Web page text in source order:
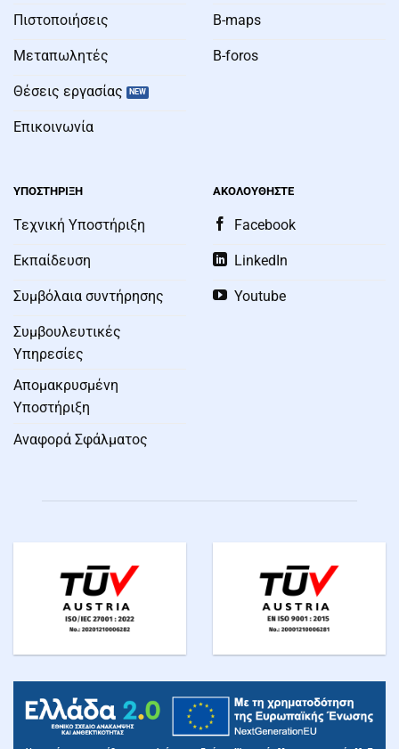
Πιστοποιήσεις
Μεταπωλητές
Θέσεις εργασίας
Επικοινωνία
B-maps
B-foros
ΥΠΟΣΤΗΡΙΞΗ
Τεχνική Υποστήριξη
Εκπαίδευση
Συμβόλαια συντήρησης
Συμβουλευτικές
Υπηρεσίες
Απομακρυσμένη
Υποστήριξη
Αναφορά Σφάλματος
ΑΚΟΛΟΥΘΗΣΤΕ
Facebook
LinkedIn
Youtube